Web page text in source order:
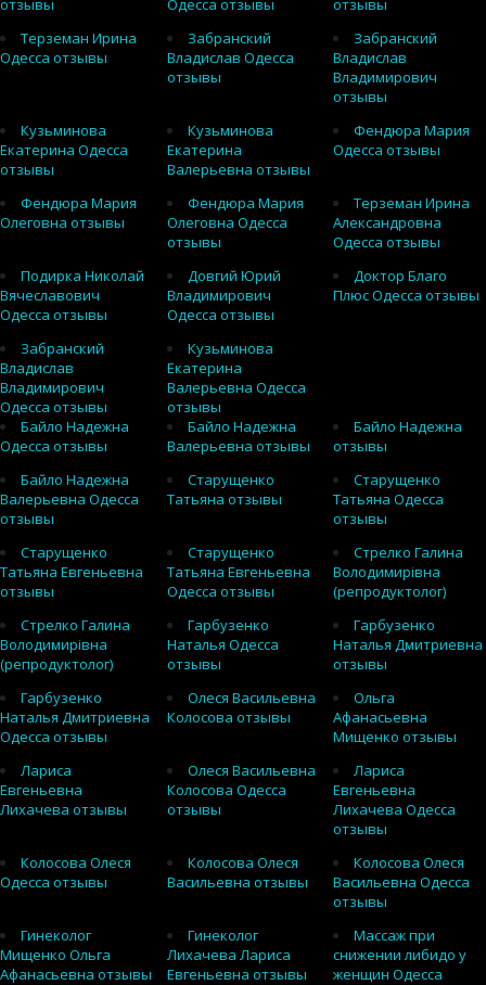
отзывы Одесса отзывы
отзывы
Терземан Ирина
Одесса отзывы
Забранский
Владислав Одесса
отзывы
Забранский
Владислав
Владимирович
отзывы
Кузьминова
Екатерина Одесса
отзывы
Кузьминова
Екатерина
Валерьевна отзывы
Фендюра Мария
Одесса отзывы
Фендюра Мария
Олеговна отзывы
Фендюра Мария
Олеговна Одесса
отзывы
Терземан Ирина
Александровна
Одесса отзывы
Подирка Николай
Вячеславович
Одесса отзывы
Довгий Юрий
Владимирович
Одесса отзывы
Доктор Благо
Плюс Одесса отзывы
Забранский
Владислав
Владимирович
Одесса отзывы
Кузьминова
Екатерина
Валерьевна Одесса
отзывы
Байло Надежна
Одесса отзывы
Байло Надежна
Валерьевна отзывы
Байло Надежна
отзывы
Байло Надежна
Валерьевна Одесса
отзывы
Старущенко
Татьяна отзывы
Старущенко
Татьяна Одесса
отзывы
Старущенко
Татьяна Евгеньевна
отзывы
Старущенко
Татьяна Евгеньевна
Одесса отзывы
Стрелко Галина
Володимирівна
(репродуктолог)
Стрелко Галина
Володимирівна
(репродуктолог)
Гарбузенко
Наталья Одесса
отзывы
Гарбузенко
Наталья Дмитриевна
отзывы
Гарбузенко
Наталья Дмитриевна
Одесса отзывы
Олеся Васильевна
Колосова отзывы
Ольга
Афанасьевна
Мищенко отзывы
Лариса
Евгеньевна
Лихачева отзывы
Олеся Васильевна
Колосова Одесса
отзывы
Лариса
Евгеньевна
Лихачева Одесса
отзывы
Колосова Олеся
Одесса отзывы
Колосова Олеся
Васильевна отзывы
Колосова Олеся
Васильевна Одесса
отзывы
Гинеколог
Мищенко Ольга
Афанасьевна отзывы
Гинеколог
Лихачева Лариса
Евгеньевна отзывы
Массаж при
снижении либидо у
женщин Одесса